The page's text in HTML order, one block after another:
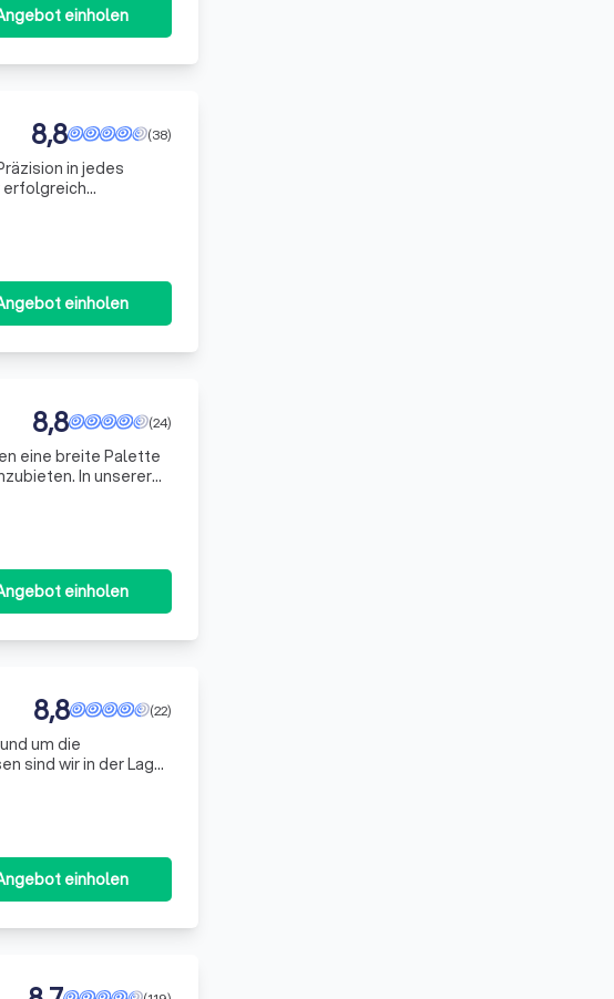
einholen
(38)
8,8
in jedes
erfolgreich
einholen
(24)
8,8
eine breite Palette
In unserer
einholen
(22)
8,8
um die
sind wir in der Lage,
einholen